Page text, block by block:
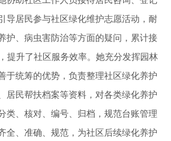
导居民参与社区绿化维护志愿活动，耐
护、病虫害防治等方面的疑问，累计接
提升了社区服务效率。她充分发挥园林
于统筹的优势，负责整理社区绿化养护
居民帮扶档案等资料，对各类绿化养护
类、核对、编号、归档，规范台账管理
全、准确、规范，为社区后续绿化养护